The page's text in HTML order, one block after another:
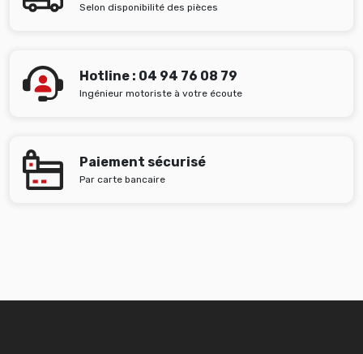
Selon disponibilité des pièces
Hotline : 04 94 76 08 79
Ingénieur motoriste à votre écoute
Paiement sécurisé
Par carte bancaire